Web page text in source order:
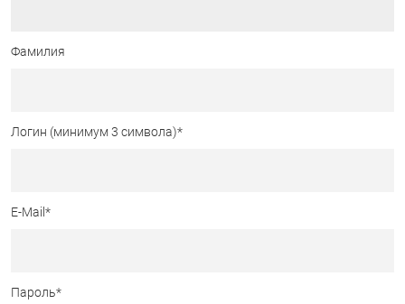
Фамилия
Логин (минимум 3 символа)*
E-Mail *
Пароль*